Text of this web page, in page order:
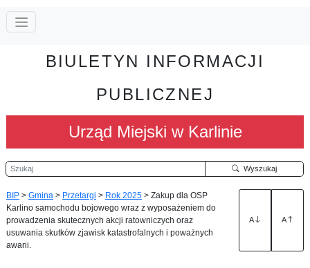
BIULETYN INFORMACJI
PUBLICZNEJ
Urząd Miejski w Karlinie
Szukaj Wyszukaj
BIP > Gmina > Przetargi > Rok 2025 > Zakup dla OSP
Karlino samochodu bojowego wraz z wyposażeniem do
prowadzenia skutecznych akcji ratowniczych oraz
usuwania skutków zjawisk katastrofalnych i poważnych
awarii.
A A